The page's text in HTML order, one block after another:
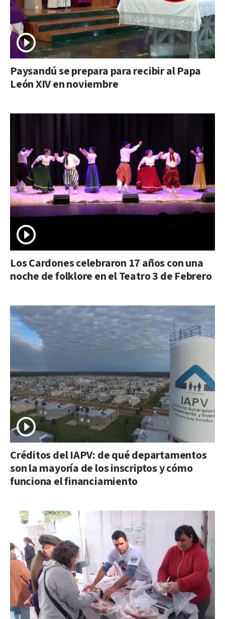
Paysandú se prepara para recibir al Papa
León XIV en noviembre
Los Cardones celebraron 17 años con una
noche de folklore en el Teatro 3 de Febrero
Créditos del IAPV: de qué departamentos
son la mayoría de los inscriptos y cómo
funciona el financiamiento